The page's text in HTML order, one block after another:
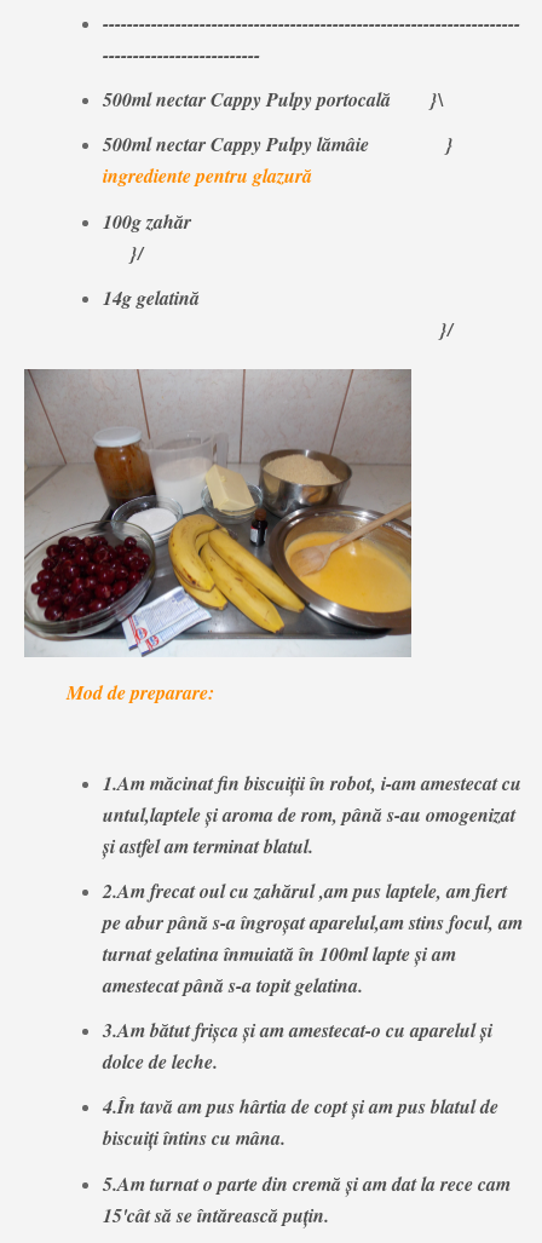
---------------------------------------------------------------------
--------------------------
500ml nectar Cappy Pulpy portocală }\
500ml nectar Cappy Pulpy lămâie }
ingrediente pentru glazură
100g zahăr
}/
14g gelatină
}/
Mod de preparare:
1.Am măcinat fin biscuiții în robot, i-am amestecat cu
untul,laptele și aroma de rom, până s-au omogenizat
și astfel am terminat blatul.
2.Am frecat oul cu zahărul ,am pus laptele, am fiert
pe abur până s-a îngroșat aparelul,am stins focul, am
turnat gelatina înmuiată în 100ml lapte și am
amestecat până s-a topit gelatina.
3.Am bătut frișca și am amestecat-o cu aparelul și
dolce de leche.
4.În tavă am pus hârtia de copt și am pus blatul de
biscuiți întins cu mâna.
5.Am turnat o parte din cremă și am dat la rece cam
15'cât să se întărească puțin.